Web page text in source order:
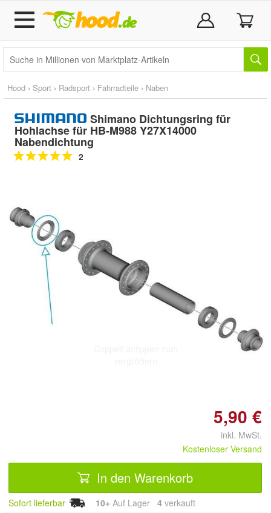
Hood › Sport › Radsport › Fahrradteile › Naben
Shimano Dichtungsring für
Hohlachse für HB-M988 Y27X14000
Nabendichtung
2
5,90 €
inkl. MwSt.
Kostenloser Versand
In den Warenkorb
Sofort lieferbar 10+ Auf Lager 4 verkauft